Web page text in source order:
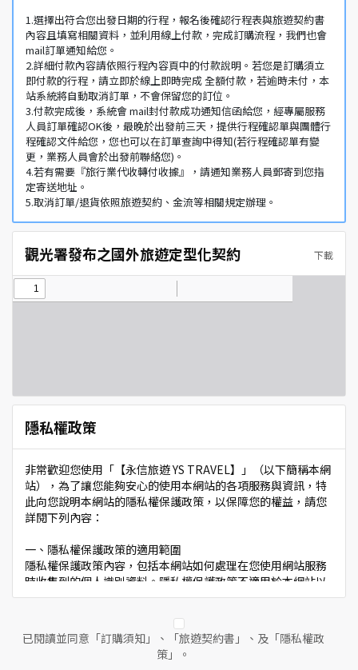
1.選擇出符合您出發日期的行程，報名後確認行程表與旅遊契約書
內容且填寫相關資料，並利用線上付款，完成訂購流程，我們也會
mail訂單通知給您。
2.詳細付款內容請依照行程內容頁中的付款說明。若您是訂購須立
即付款的行程，請立即於線上即時完成 全額付款，若逾時未付，本
站系統將自動取消訂單，不會保留您的訂位。
3.付款完成後，系統會 mail封付款成功通知信函給您，經專屬服務
人員訂單確認OK後，最晚於出發前三天，提供行程確認單與團體行
程確認文件給您，您也可以在訂單查詢中得知(若行程確認單有變
更，業務人員會於出發前聯絡您)。
4.若有需要『旅行業代收轉付收據』，請通知業務人員郵寄到您指
定寄送地址。
5.取消訂單/退貨依照旅遊契約、金流等相關規定辦理。
觀光署發布之國外旅遊定型化契約 下載
隱私權政策
非常歡迎您使用「【永信旅遊 YS TRAVEL】」（以下簡稱本網
站），為了讓您能夠安心的使用本網站的各項服務與資訊，特
此向您說明本網站的隱私權保護政策，以保障您的權益，請您
詳閱下列內容：
一、隱私權保護政策的適用範圍
隱私權保護政策內容，包括本網站如何處理在您使用網站服務
時收集到的個人識別資料。隱私權保護政策不適用於本網站以
外的相關連結網站，也不適用於非本網站所委託或參與管理的
二、個人資料的蒐集、處理及利用方式
當您造訪本網站或使用本網站所提供之功能服務時，我們將視
已閱讀並同意「訂購須知」、「旅遊契約書」、及「隱私權政
策」。